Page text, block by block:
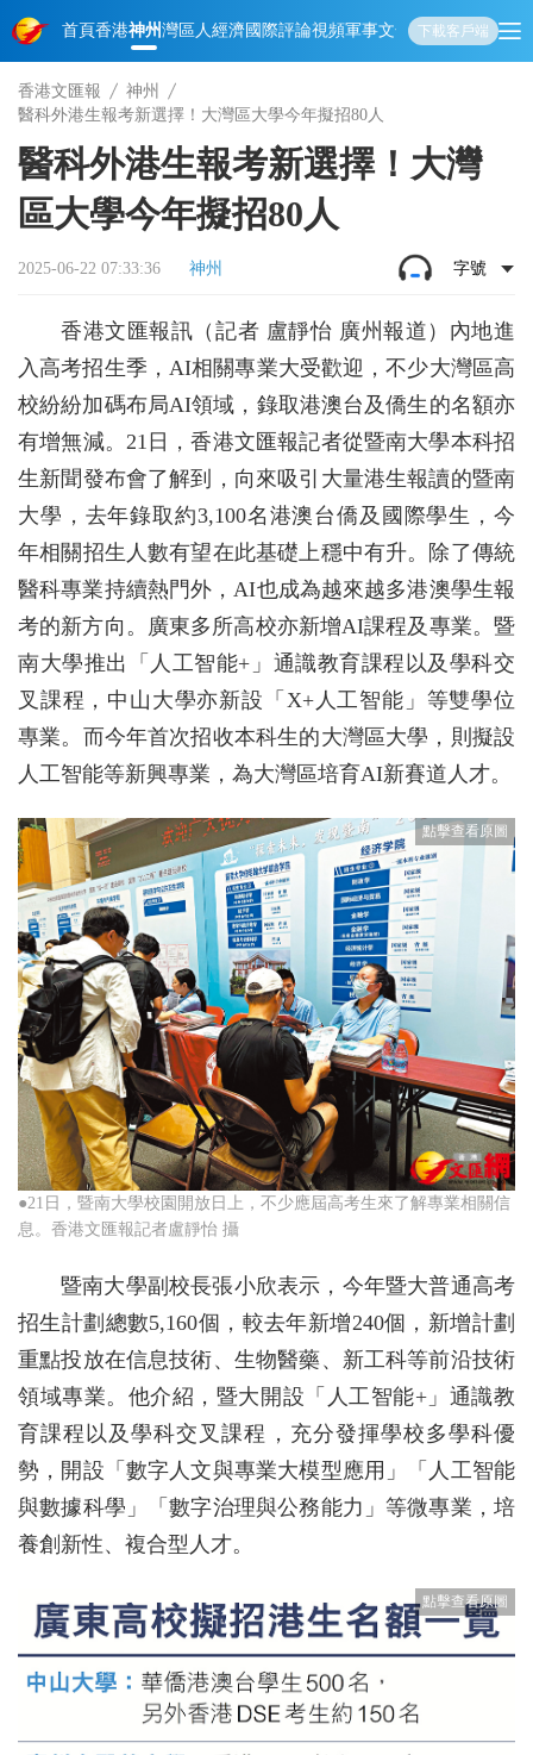
首頁香港神州灣區人經濟國際評論視頻軍事文化 娛樂生活教育體
下載客戶端
香港文匯報
神州
醫科外港生報考新選擇！大灣區大學今年擬招80人
醫科外港生報考新選擇！大灣
區大學今年擬招80人
2025-06-22 07:33:36 神州 字號
香港文匯報訊（記者 盧靜怡 廣州報道）內地進
入高考招生季，AI相關專業大受歡迎，不少大灣區高
校紛紛加碼布局AI領域，錄取港澳台及僑生的名額亦
有增無減。21日，香港文匯報記者從暨南大學本科招
生新聞發布會了解到，向來吸引大量港生報讀的暨南
大學，去年錄取約3,100名港澳台僑及國際學生，今
年相關招生人數有望在此基礎上穩中有升。除了傳統
醫科專業持續熱門外，AI也成為越來越多港澳學生報
考的新方向。廣東多所高校亦新增AI課程及專業。暨
南大學推出「人工智能+」通識教育課程以及學科交
叉課程，中山大學亦新設「X+人工智能」等雙學位
專業。而今年首次招收本科生的大灣區大學，則擬設
人工智能等新興專業，為大灣區培育AI新賽道人才。
●21日，暨南大學校園開放日上，不少應屆高考生來了解專業相關信
息。香港文匯報記者盧靜怡 攝
暨南大學副校長張小欣表示，今年暨大普通高考
招生計劃總數5,160個，較去年新增240個，新增計劃
重點投放在信息技術、生物醫藥、新工科等前沿技術
領域專業。他介紹，暨大開設「人工智能+」通識教
育課程以及學科交叉課程，充分發揮學校多學科優
勢，開設「數字人文與專業大模型應用」「人工智能
與數據科學」「數字治理與公務能力」等微專業，培
養創新性、複合型人才。